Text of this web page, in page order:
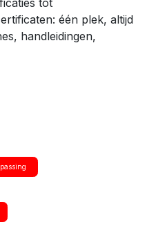
één plek, altijd
handleidingen,